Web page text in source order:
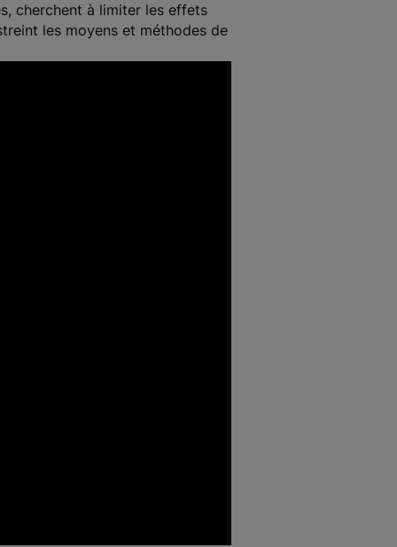
cherchent à limiter les effets
les moyens et méthodes de